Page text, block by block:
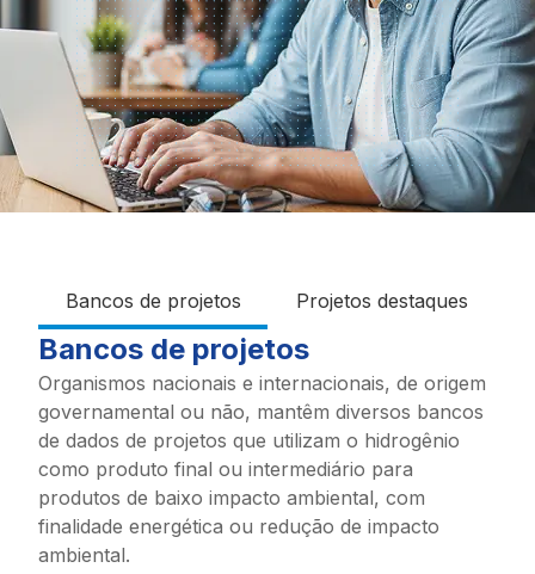
Bancos de projetos Projetos destaques
Bancos de projetos
Organismos nacionais e internacionais, de origem
governamental ou não, mantêm diversos bancos
de dados de projetos que utilizam o hidrogênio
como produto final ou intermediário para
produtos de baixo impacto ambiental, com
finalidade energética ou redução de impacto
ambiental.